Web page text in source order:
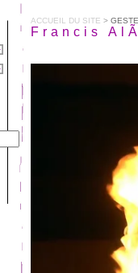
ACCUEIL DU SITE >
Francis